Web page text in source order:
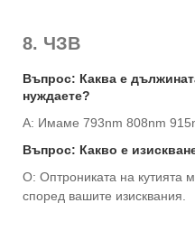
8. ЧЗВ
Въпрос: Каква е
нуждаете?
A: Имаме 793nm 808nm
Въпрос: Какво е
О: Оптрониката на кутията
според вашите изисквания.